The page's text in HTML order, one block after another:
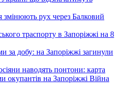
змінюють рух через Балковий
траспорту в Запоріжжі на 8
за добу: на Запоріжжі загинули
наводять понтони: карта
окупантів на Запоріжжі Війна